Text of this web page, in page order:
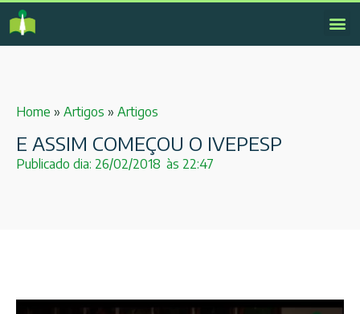
Home » Artigos » Artigos
E ASSIM COMEÇOU O IVEPESP
Publicado dia: 26/02/2018 às 22:47